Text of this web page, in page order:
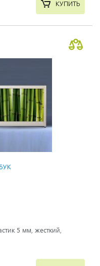
КУПИТЬ
5 мм, жесткий,